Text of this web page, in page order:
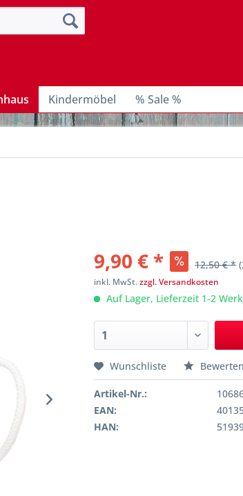
Kindermöbel % Sale %
9,90 € * 12,50 € *
inkl. MwSt.zzgl. Versandkosten
Auf Lager, Lieferzeit 1-2
Wunschliste Bewerten
Artikel-Nr.:
EAN:
HAN: